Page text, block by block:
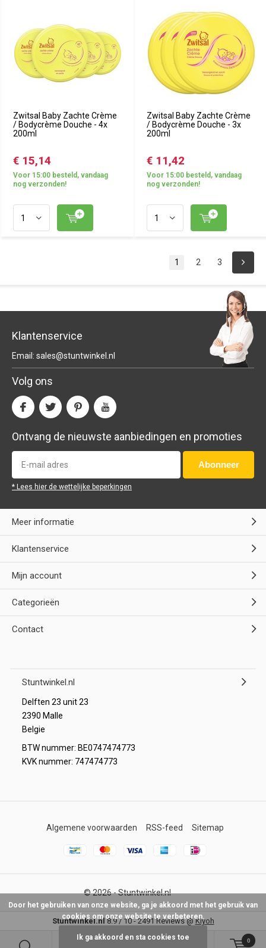
0
Zwitsal Baby Zachte Crème
/ Bodycrème Douche - 4x
200ml
€ 15,14
Voor 15:00 besteld, vandaag
nog verzonden!
Zwitsal Baby Zachte Crème
/ Bodycrème Douche - 3x
200ml
€ 11,42
Voor 15:00 besteld, vandaag
nog verzonden!
1 2 3
Klantenservice
Email: sales@stuntwinkel.nl
Volg ons
Ontvang de nieuwste aanbiedingen en promoties
Abonneer
* Lees hier de wettelijke beperkingen
Meer informatie
Klantenservice
Mijn account
Categorieën
Contact
Stuntwinkel.nl
Delften 23 unit 23
2390 Malle
Belgie
BTW nummer: BE0747474773
KVK nummer: 747474773
© 2026 -Stuntwinkel.nl
Algemene voorwaarden RSS-feed Sitemap
Stuntwinkel.nl 8.9/ 10-2491Reviews @Kiyoh
Door het gebruiken van onze website, ga je akkoord met het gebruik van
cookies om onze website te verbeteren.
Ik ga akkoord en sta cookies toe